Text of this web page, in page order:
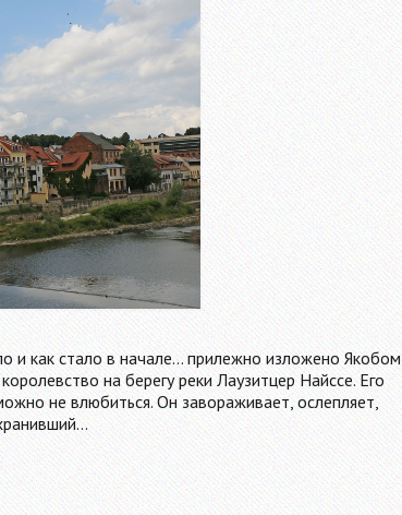
и как стало в начале... прилежно изложено Якобом
на берегу реки Лаузитцер Найссе. Его
не влюбиться. Он завораживает, ослепляет,